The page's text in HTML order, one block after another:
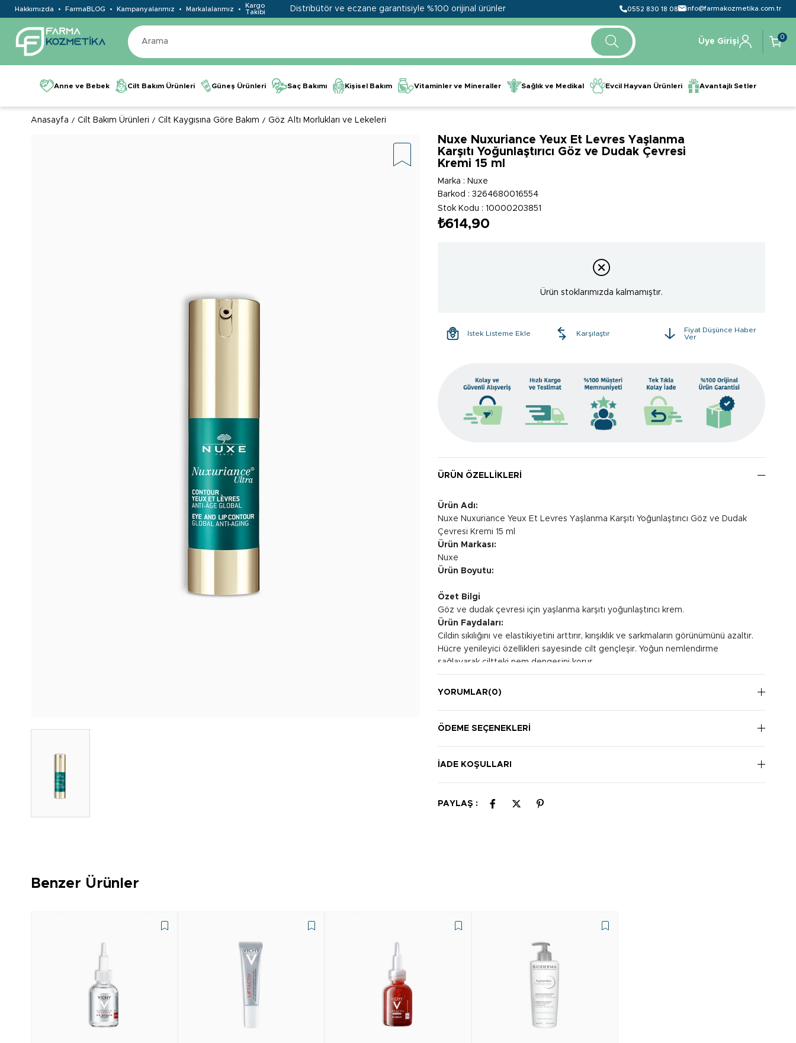
Hakkımızda FarmaBLOG Kampanyalarımız Markalalarımız
Kargo
Takibi
Distribütör ve eczane garantisiyle %100 orijinal ürünler 0552 830 18 08 info@farmakozmetika.com.tr
Üye Girişi
0
Anne ve Bebek Cilt Bakım Ürünleri Güneş Ürünleri Saç Bakımı Kişisel Bakım Vitaminler ve Mineraller Sağlık ve Medikal Evcil Hayvan Ürünleri Avantajlı Setler
Anasayfa Cilt Bakım Ürünleri Cilt Kaygısına Göre Bakım Göz Altı Morlukları ve Lekeleri
Nuxe Nuxuriance Yeux Et Levres Yaşlanma
Karşıtı Yoğunlaştırıcı Göz ve Dudak Çevresi
Kremi 15 ml
Marka : Nuxe
Barkod : 3264680016554
Stok Kodu
10000203851
₺614,90
Ürün stoklarımızda kalmamıştır.
İstek Listeme Ekle Karşılaştır
Fiyat Düşünce Haber
Ver
ÜRÜN ÖZELLIKLERI
Ürün Adı:
Nuxe Nuxuriance Yeux Et Levres Yaşlanma Karşıtı Yoğunlaştırıcı Göz ve Dudak
Çevresi Kremi 15 ml
Ürün Markası:
Nuxe
Ürün Boyutu:
Özet Bilgi
Göz ve dudak çevresi için yaşlanma karşıtı yoğunlaştırıcı krem.
Ürün Faydaları:
Cildin sıkılığını ve elastikiyetini arttırır, kırışıklık ve sarkmaların görünümünü azaltır.
Hücre yenileyici özellikleri sayesinde cilt gençleşir. Yoğun nemlendirme
sağlayarak ciltteki nem dengesini korur.
Kullanım Şekli:
Sabah ve akşam temiz cilde uygulayın. Dudak çevresine masaj yaparak
YORUMLAR(0)
ÖDEME SEÇENEKLERI
İADE KOŞULLARI
PAYLAŞ :
Benzer Ürünler